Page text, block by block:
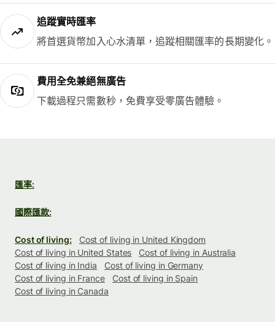
追蹤實時匯率
將首選貨幣加入心水清單，追蹤相關匯率的長期變化。
費用全免兼絕無廣告
下載過程只需數秒，免費享受零廣告體驗。
匯率:
國際匯款:
Cost of living:
Cost of living in United Kingdom
Cost of living in United States
Cost of living in Australia
Cost of living in India
Cost of living in Germany
Cost of living in France
Cost of living in Spain
Cost of living in Canada